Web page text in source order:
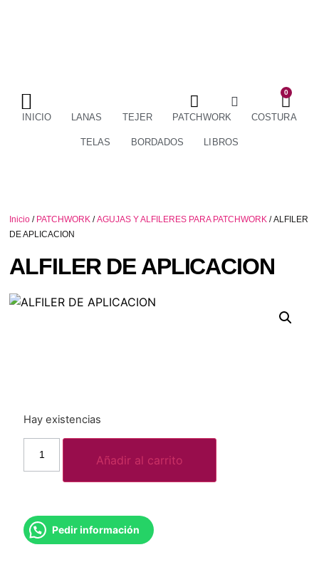
0
INICIO LANAS TEJER PATCHWORK COSTURA
TELAS BORDADOS LIBROS
Inicio / PATCHWORK /AGUJAS Y ALFILERES PARA PATCHWORK / ALFILER
DE APLICACION
ALFILER DE APLICACION
Hay existencias
Añadir al carrito
Pedir información